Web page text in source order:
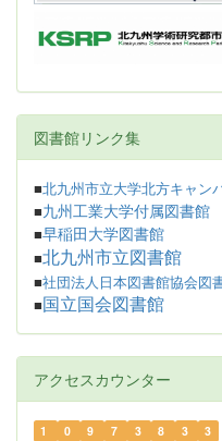
図書館リンク集
■北九州市立大学北方キャン
■九州工業大学付属図書館
■早稲田大学図書館
■北九州市立図書館
■社団法人日本図書館協会図
■ 国立国会図書館
アクセスカウンター
1 0 9 7 3 8 3 3